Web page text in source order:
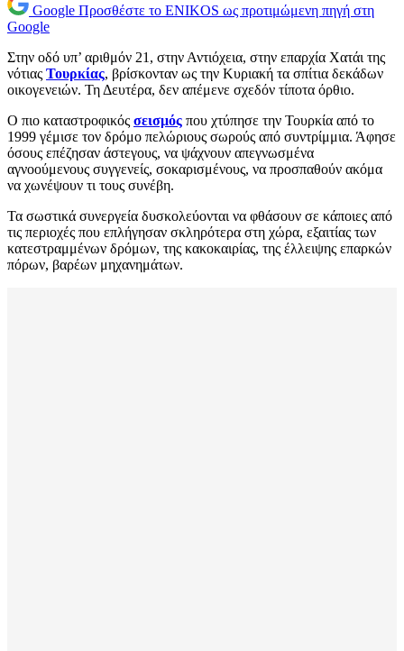
Google Προσθέστε το ENIKOS ως προτιμώμενη πηγή στη
Google
Στην οδό υπ’ αριθμόν 21, στην Αντιόχεια, στην επαρχία Χατάι της
νότιας Τουρκίας, βρίσκονταν ως την Κυριακή τα σπίτια δεκάδων
οικογενειών. Τη Δευτέρα, δεν απέμενε σχεδόν τίποτα όρθιο.
Ο πιο καταστροφικός σεισμός που χτύπησε την Τουρκία από το
1999 γέμισε τον δρόμο πελώριους σωρούς από συντρίμμια. Άφησε
όσους επέζησαν άστεγους, να ψάχνουν απεγνωσμένα
αγνοούμενους συγγενείς, σοκαρισμένους, να προσπαθούν ακόμα
να χωνέψουν τι τους συνέβη.
Τα σωστικά συνεργεία δυσκολεύονται να φθάσουν σε κάποιες από
τις περιοχές που επλήγησαν σκληρότερα στη χώρα, εξαιτίας των
κατεστραμμένων δρόμων, της κακοκαιρίας, της έλλειψης επαρκών
πόρων, βαρέων μηχανημάτων.